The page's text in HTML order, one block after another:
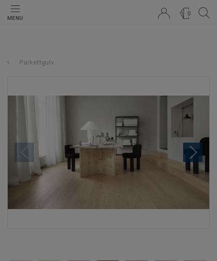
MENU
0
Parkettgulv